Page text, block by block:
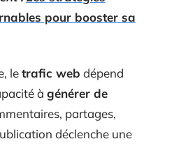
pour booster sa
letrafic web dépend
à générer de
partages,
déclenche une